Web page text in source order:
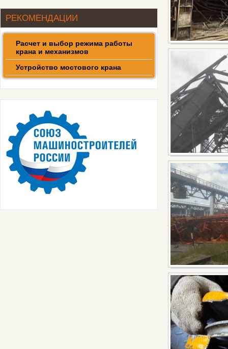
Кран мостовой двухбалочный
50т
РЕКОМЕНДАЦИИ
Расчет и выбор режима работы
крана и механизмов
Устройство мостового крана